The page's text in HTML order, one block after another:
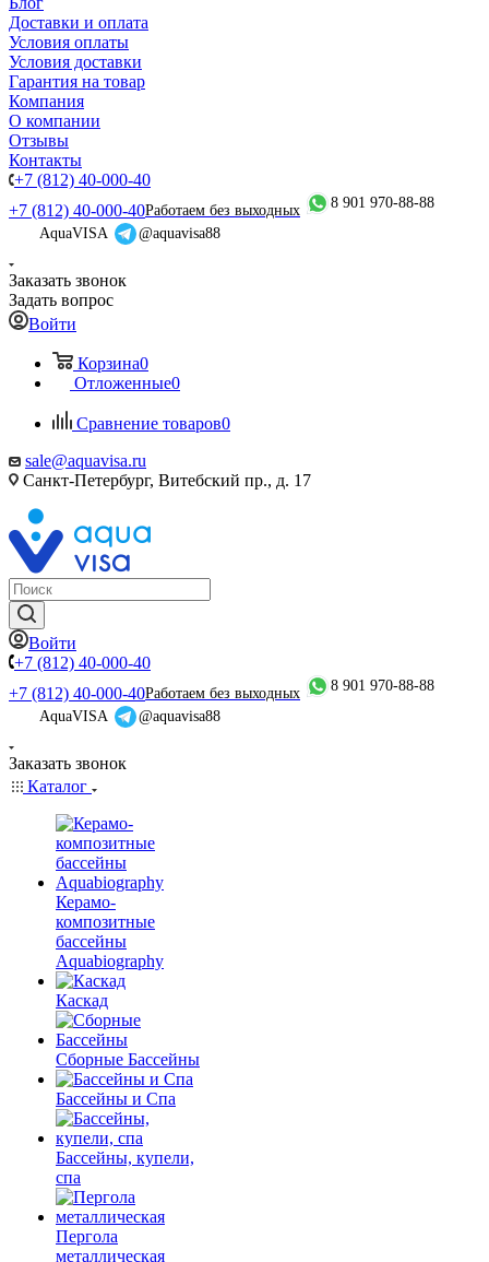
Доставки и оплата
Условия оплаты
Условия доставки
Гарантия на товар
Компания
О компании
Отзывы
Контакты
+7 (812) 40-000-40
+7 (812) 40-000-40Работаем без выходных
8 901 970-88-88
AquaVISA
@aquavisa88
Заказать звонок
Задать вопрос
Войти
Корзина0
Отложенные0
Сравнение товаров0
sale@aquavisa.ru
Санкт-Петербург, Витебский пр., д. 17
Войти
+7 (812) 40-000-40
+7 (812) 40-000-40Работаем без выходных
8 901 970-88-88
AquaVISA
@aquavisa88
Заказать звонок
Каталог
Керамо-
композитные
бассейны
Aquabiography
Каскад
Сборные Бассейны
Бассейны и Спа
Бассейны, купели,
спа
Пергола
металлическая